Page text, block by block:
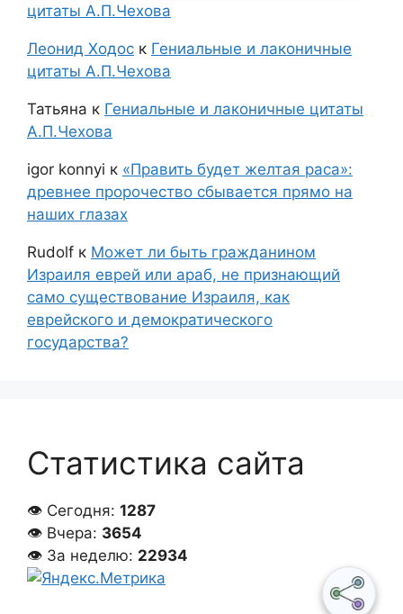
цитаты А.П.Чехова
Леонид Ходос к Гениальные и лаконичные
цитаты А.П.Чехова
Татьяна к Гениальные и лаконичные цитаты
А.П.Чехова
igor konnyi к «Править будет желтая раса»:
древнее пророчество сбывается прямо на
наших глазах
Rudolf к Может ли быть гражданином
Израиля еврей или араб, не признающий
само существование Израиля, как
еврейского и демократического
государства?
Статистика сайта
👁 Сегодня: 1287
👁 Вчера: 3654
👁 За неделю: 22934